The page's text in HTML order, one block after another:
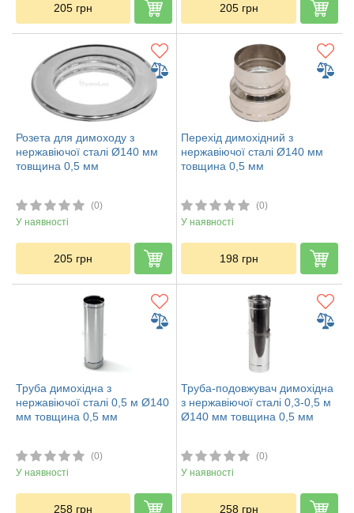
205 грн 205 грн
Розета для димоходу з
нержавіючої сталі Ø140 мм
товщина 0,5 мм
(0)
У наявності
205 грн
Перехід димохідний з
нержавіючої сталі Ø140 мм
товщина 0,5 мм
(0)
У наявності
198 грн
Труба димохідна з
нержавіючої сталі 0,5 м Ø140
мм товщина 0,5 мм
(0)
У наявності
258 грн
Труба-подовжувач димохідна
з нержавіючої сталі 0,3-0,5 м
Ø140 мм товщина 0,5 мм
(0)
У наявності
258 грн